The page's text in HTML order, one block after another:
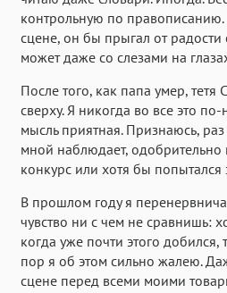
контрольную по правописанию.
сцене, он бы прыгал от
может даже со слезами на
После того, как папа умер,
сверху. Я никогда во все это
мысль приятная. Признаюсь,
мной наблюдает,
конкурс или хотя бы попытался
В прошлом году я
чувство ни с чем не сравнишь:
когда уже почти этого добился,
пор я об этом сильно жалею.
сцене перед всеми моими